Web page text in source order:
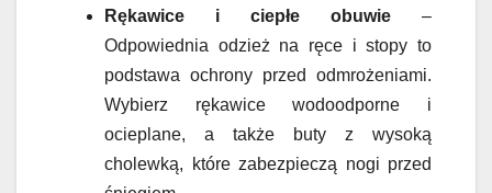
Rękawice i ciepłe obuwie –
Odpowiednia odzież na ręce i stopy to
podstawa ochrony przed odmrożeniami.
Wybierz rękawice wodoodporne i
ocieplane, a także buty z wysoką
cholewką, które zabezpieczą nogi przed